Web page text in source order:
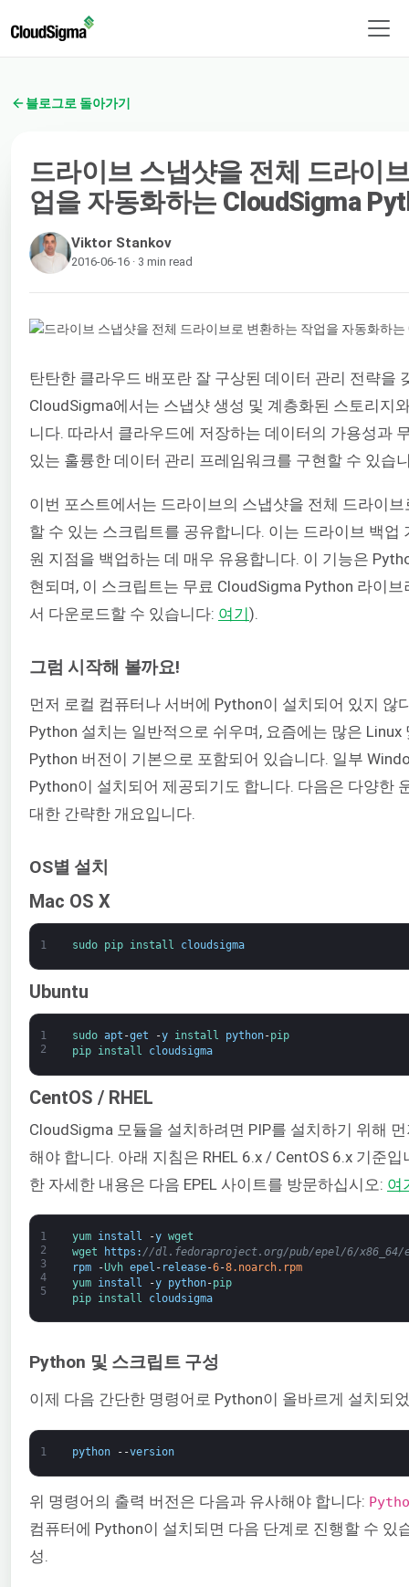
블로그로 돌아가기
드라이브 스냅샷을 전체 드라이
업을 자동화하는 CloudSigma
Viktor Stankov
2016-06-16 · 3 min read
탄탄한 클라우드 배포란 잘 구상된 데이터 관리 전략을
CloudSigma에서는 스냅샷 생성 및 계층화된 스토리지
니다. 따라서 클라우드에 저장하는 데이터의 가용성과
있는 훌륭한 데이터 관리 프레임워크를 구현할 수 있습
이번 포스트에서는 드라이브의 스냅샷을 전체 드라이
할 수 있는 스크립트를 공유합니다. 이는 드라이브 백업
원 지점을 백업하는 데 매우 유용합니다. 이 기능은
현되며, 이 스크립트는 무료 CloudSigma Python 라이
서 다운로드할 수 있습니다: 여기).
그럼 시작해 볼까요!
먼저 로컬 컴퓨터나 서버에 Python이 설치되어 있지 않
Python 설치는 일반적으로 쉬우며, 요즘에는 많은 Linux
Python 버전이 기본으로 포함되어 있습니다. 일부
Python이 설치되어 제공되기도 합니다. 다음은 다양한
대한 간략한 개요입니다.
OS별 설치
Mac OS X
1 sudo pip install cloudsigma
Ubuntu
1
2
sudo apt -get -y install python-pip
pip install cloudsigma
CentOS / RHEL
CloudSigma 모듈을 설치하려면 PIP를 설치하기 위해
해야 합니다. 아래 지침은 RHEL 6.x / CentOS 6.x 기준
한 자세한 내용은 다음 EPEL 사이트를 방문하십시오: 여
1
2
3
4
5
yum install -y wget
wget
https : //dl.fedoraproject.org/pub/epel/6/x86_64/
rpm
-Uvh epel - release-6-8.noarch.rpm
yum install -y python-pip
pip install cloudsigma
Python 및 스크립트 구성
이제 다음 간단한 명령어로 Python이 올바르게 설치되
1 python --version
위 명령어의 출력 버전은 다음과 유사해야 합니다:
컴퓨터에 Python이 설치되면 다음 단계로 진행할 수 있
성.